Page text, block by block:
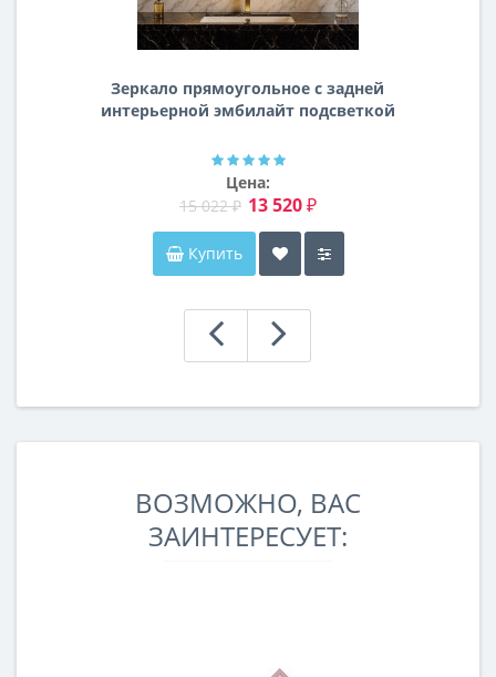
Зеркало прямоугольное с задней
интерьерной эмбилайт подсветкой
Цена:
15 022 ₽ 13 520 ₽
Купить
ВОЗМОЖНО, ВАС
ЗАИНТЕРЕСУЕТ: